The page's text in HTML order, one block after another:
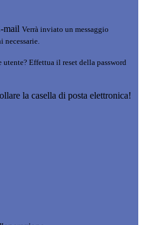
mail Verrà inviato un messaggio
Effettua il reset della password
la casella di posta elettronica!